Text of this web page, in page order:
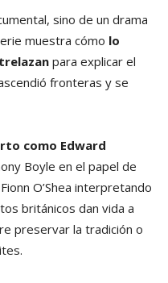
sino de un drama
muestra cómo lo
para explicar el
fronteras y se
como Edward
Boyle en el papel de
O’Shea interpretando
británicos dan vida a
preservar la tradición o